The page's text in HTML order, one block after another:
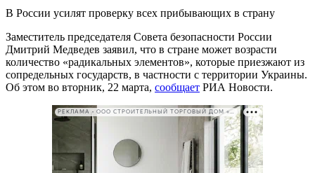
В России усилят проверку всех прибывающих в страну
Заместитель председателя Совета безопасности России
Дмитрий Медведев заявил, что в стране может возрасти
количество «радикальных элементов», которые приезжают из
сопредельных государств, в частности с территории Украины.
Об этом во вторник, 22 марта, сообщает РИА Новости.
РЕКЛАМА • ООО СТРОИТЕЛЬНЫЙ ТОРГОВЫЙ ДОМ «ПЕТРОВИЧ». ИНН: 7802348846